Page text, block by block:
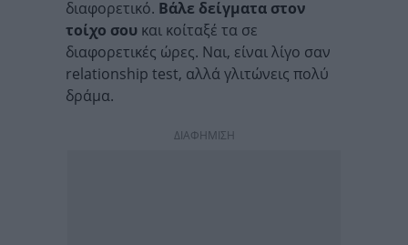
διαφορετικό. Βάλε δείγματα στον
τοίχο σου και κοίταξέ τα σε
διαφορετικές ώρες. Ναι, είναι λίγο σαν
relationship test, αλλά γλιτώνεις πολύ
δράμα.
ΔΙΑΦΗΜΙΣΗ